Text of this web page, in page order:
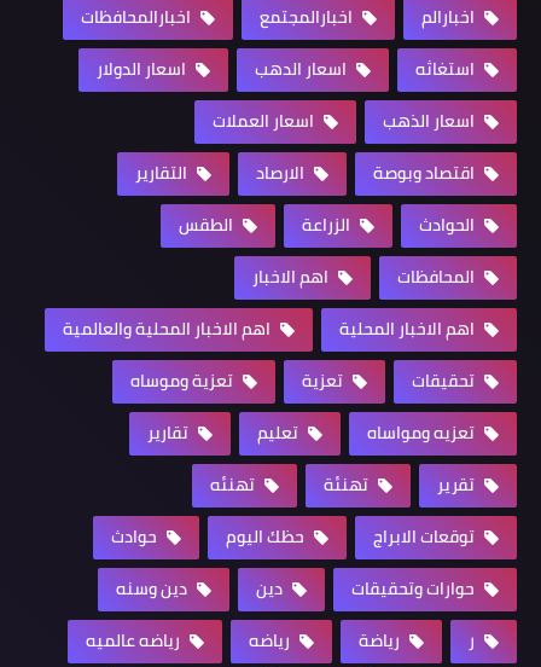
اخبارالم
اخبارالمجتمع
اخبارالمحافظات
استغاثه
اسعار الدهب
اسعار الدولار
اسعار الذهب
اسعار العملات
اقتصاد وبوصة
الارصاد
التقارير
الحوادث
الزراعة
الطقس
المحافظات
اهم الاخبار
اهم الاخبار المحلية
اهم الاخبار المحلية والعالمية
تحقيقات
تعزية
تعزية وموساه
تعزيه ومواساه
تعليم
تقارير
تقرير
تهنئة
تهنئه
توقعات الابراج
حظك اليوم
حوادث
حوارات وتحقيقات
دين
دين وسنه
ر
رياضة رياضه
رياضه عالميه